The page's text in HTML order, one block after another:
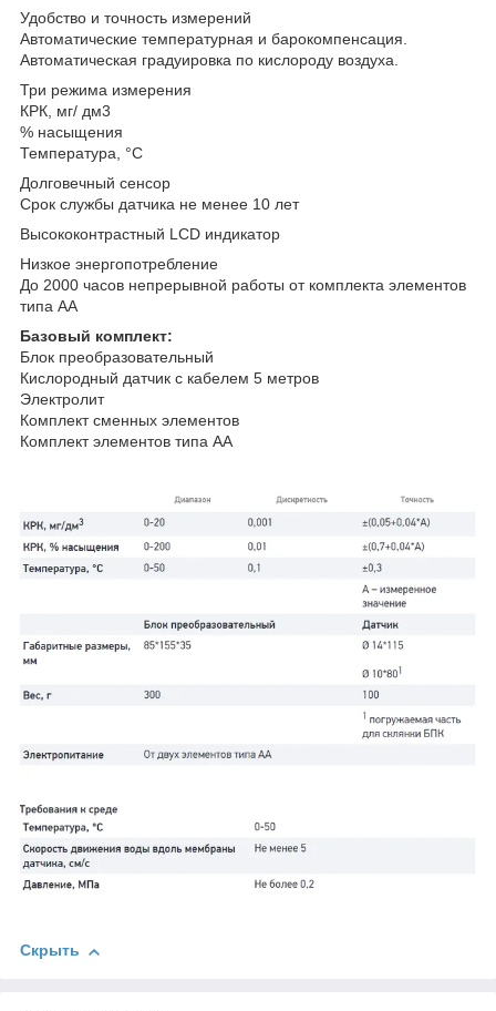
Удобство и точность измерений
Автоматические температурная и барокомпенсация.
Автоматическая градуировка по кислороду воздуха.
Три режима измерения
КРК, мг/ дм3
% насыщения
Температура, °C
Долговечный сенсор
Срок службы датчика не менее 10 лет
Высококонтрастный LCD индикатор
Низкое энергопотребление
До 2000 часов непрерывной работы от комплекта элементов
типа АА
Базовый комплект:
Блок преобразовательный
Кислородный датчик с кабелем 5 метров
Электролит
Комплект сменных элементов
Комплект элементов типа АА
Скрыть